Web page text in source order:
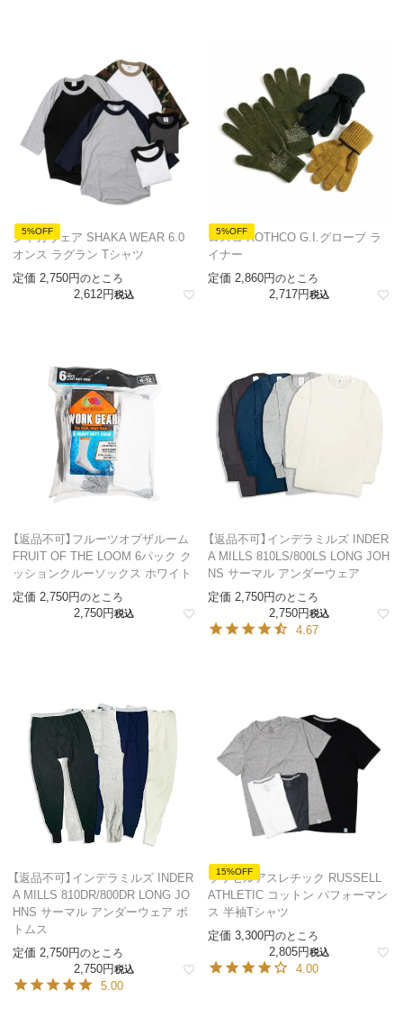
5%OFF
シャカウェア SHAKA WEAR 6.0
オンス ラグラン Tシャツ
定価 2,750 のところ
2,612 税込
5%OFF
ロスコ ROTHCO G.I.グローブ ラ
イナー
定価 2,860 のところ
2,717 税込
【返品不可】フルーツオブザルーム
FRUIT OF THE LOOM 6パック ク
ッションクルーソックス ホワイト
定価 2,750 のところ
2,750 税込
【返品不可】インデラミルズ INDER
A MILLS 810LS/800LS LONG JOH
NS サーマル アンダーウェア
定価 2,750 のところ
2,750 税込
4.67
【返品不可】インデラミルズ INDER
A MILLS 810DR/800DR LONG JO
HNS サーマル アンダーウェア ボ
トムス
定価 2,750 のところ
2,750 税込
5.00
15%OFF
ラッセルアスレチック RUSSELL
ATHLETIC コットン パフォーマン
ス 半袖Tシャツ
定価 3,300 のところ
2,805 税込
4.00